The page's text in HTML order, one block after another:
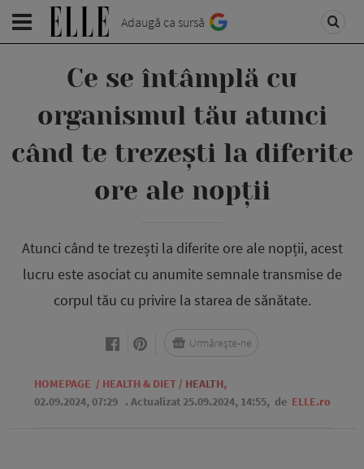
Adaugă ca sursă
Ce se întâmplă cu
organismul tău atunci
când te trezești la diferite
ore ale nopții
Atunci când te trezești la diferite ore ale nopții, acest
lucru este asociat cu anumite semnale transmise de
corpul tău cu privire la starea de sănătate.
HOMEPAGE / HEALTH & DIET/ HEALTH,
02.09.2024, 07:29 . Actualizat 25.09.2024, 14:55, de ELLE.ro
Urmărește-ne